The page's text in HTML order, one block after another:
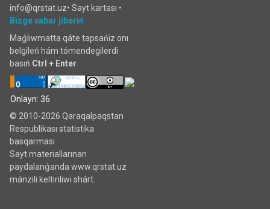
info@qrstat.uz• Sayt kartası •
Bizge xabar jiberiń
Maǵlıwmatta qáte tapsańiz onı
belgileń hám tómendegilerdi
basıń Ctrl + Enter
Onlayn: 36
© 2010-2026 Qaraqalpaqstan
Respublikası statistika
basqarması
Sayt materiallarınan
paydalanǵanda www.qrstat.uz
mánzili keltiriliwi shárt.